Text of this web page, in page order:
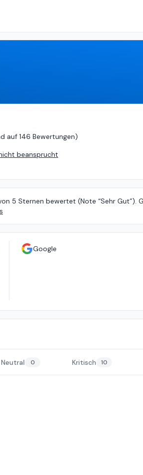
auf 146 Bewertungen)
beansprucht
5 Sternen bewertet (Note “Sehr Gut”).
Google
Neutral 0 Kritisch 10